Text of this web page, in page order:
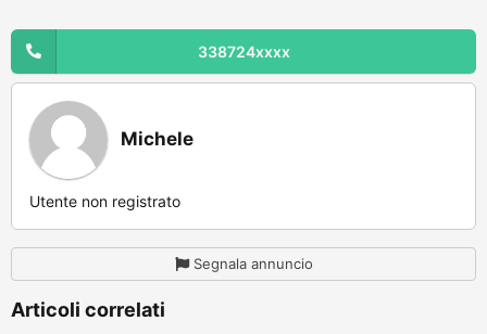
338724xxxx
Michele
Utente non registrato
Segnala annuncio
Articoli correlati